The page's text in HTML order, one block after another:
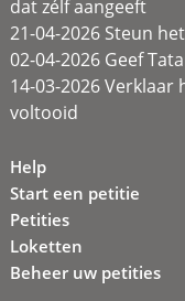
dat zélf aangeeft
21-04-2026 Steun
02-04-2026 Geef
14-03-2026
voltooid
Help
Start een petitie
Petities
Loketten
Beheer uw petities